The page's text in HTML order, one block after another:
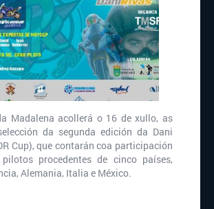
Madalena acollerá o 16 de xullo, as
da segunda edición da Dani
Cup), que contarán coa participación
procedentes de cinco países,
Alemania, Italia e México.